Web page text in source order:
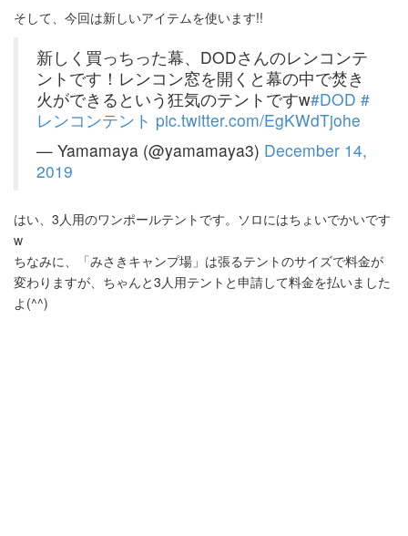
そして、今回は新しいアイテムを使います!!
新しく買っちった幕、DODさんのレンコンテ
ントです！レンコン窓を開くと幕の中で焚き
火ができるという狂気のテントですw#DOD #
レンコンテント pic.twitter.com/EgKWdTjohe
— Yamamaya (@yamamaya3) December 14,
2019
はい、3人用のワンポールテントです。ソロにはちょいでかいです
w
ちなみに、「みさきキャンプ場」は張るテントのサイズで料金が
変わりますが、ちゃんと3人用テントと申請して料金を払いました
よ(^^)